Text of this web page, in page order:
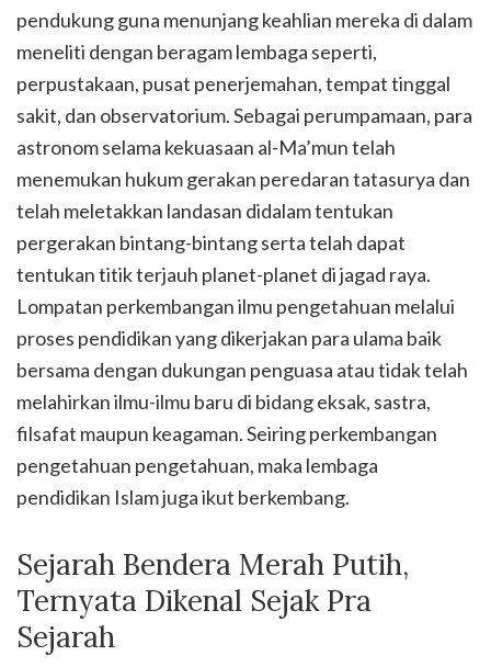
pendukung guna menunjang keahlian mereka di dalam
meneliti dengan beragam lembaga seperti,
perpustakaan, pusat penerjemahan, tempat tinggal
sakit, dan observatorium. Sebagai perumpamaan, para
astronom selama kekuasaan al-Ma’mun telah
menemukan hukum gerakan peredaran tatasurya dan
telah meletakkan landasan didalam tentukan
pergerakan bintang-bintang serta telah dapat
tentukan titik terjauh planet-planet di jagad raya.
Lompatan perkembangan ilmu pengetahuan melalui
proses pendidikan yang dikerjakan para ulama baik
bersama dengan dukungan penguasa atau tidak telah
melahirkan ilmu-ilmu baru di bidang eksak, sastra,
filsafat maupun keagaman. Seiring perkem­bangan
pengetahuan pengetahuan, maka lembaga
pendidikan Islam juga ikut berkembang.
Sejarah Bendera Merah Putih,
Ternyata Dikenal Sejak Pra
Sejarah